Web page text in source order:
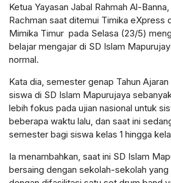
Ketua Yayasan Jabal Rahmah Al-
Rachman saat ditemui Timika eXpress
Mimika Timur pada Selasa (23/5)
belajar mengajar di SD Islam
normal.
Kata dia, semester genap Tahun
siswa di SD Islam Mapurujaya
lebih fokus pada ujian nasional untuk
beberapa waktu lalu, dan saat ini
semester bagi siswa kelas 1 hingga
Ia menambahkan, saat ini SD Islam
bersaing dengan sekolah-sekolah